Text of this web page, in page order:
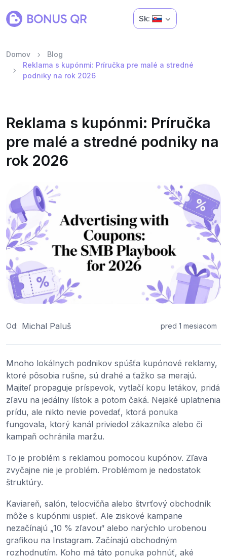
Sk:
Domov
Blog
Reklama s kupónmi: Príručka pre malé a stredné
podniky na rok 2026
Reklama s kupónmi: Príručka
pre malé a stredné podniky na
rok 2026
Od: Michal Paluš pred 1 mesiacom
Mnoho lokálnych podnikov spúšťa kupónové reklamy,
ktoré pôsobia rušne, sú drahé a ťažko sa merajú.
Majiteľ propaguje príspevok, vytlačí kopu letákov, pridá
zľavu na jedálny lístok a potom čaká. Nejaké uplatnenia
prídu, ale nikto nevie povedať, ktorá ponuka
fungovala, ktorý kanál priviedol zákazníka alebo či
kampaň ochránila maržu.
To je problém s reklamou pomocou kupónov. Zľava
zvyčajne nie je problém. Problémom je nedostatok
štruktúry.
Kaviareň, salón, telocvičňa alebo štvrťový obchodník
môže s kupónmi uspieť. Ale ziskové kampane
nezačínajú „10 % zľavou“ alebo narýchlo urobenou
grafikou na Instagram. Začínajú obchodným
rozhodnutím. Koho má táto ponuka pohnúť, aké